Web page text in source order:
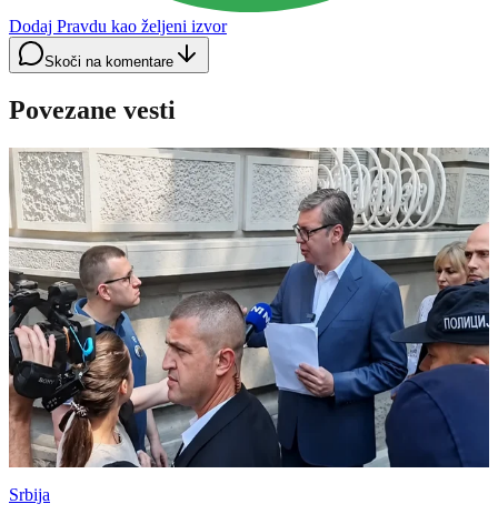
Dodaj Pravdu kao željeni izvor
Skoči na komentare
Povezane vesti
Srbija